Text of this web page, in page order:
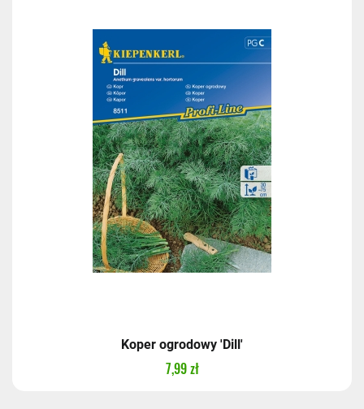
Koper ogrodowy 'Dill'
7,99 zł